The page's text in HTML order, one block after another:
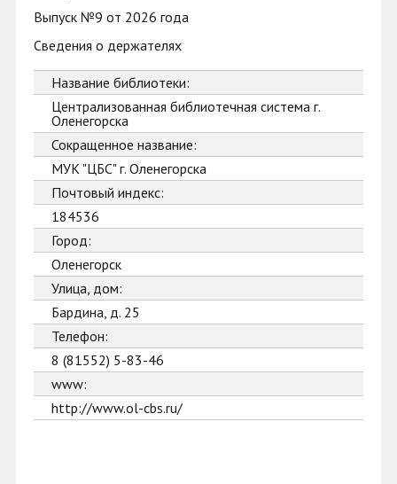
Выпуск №9 от 2026 года
Сведения о держателях
Название библиотеки:
Централизованная библиотечная система г.
Оленегорска
Сокращенное название:
МУК "ЦБС" г. Оленегорска
Почтовый индекс:
184536
Город:
Оленегорск
Улица, дом:
Бардина, д. 25
Телефон:
8 (81552) 5-83-46
www:
http://www.ol-cbs.ru/